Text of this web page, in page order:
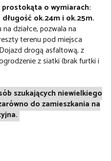
prostokąta o wymiarach:
ok.24m i ok.25m.
działce, pozwala na
terenu pod miejsca
drogą asfaltową, z
z siatki (brak furtki i
szukających niewielkiego
do zamieszkania na